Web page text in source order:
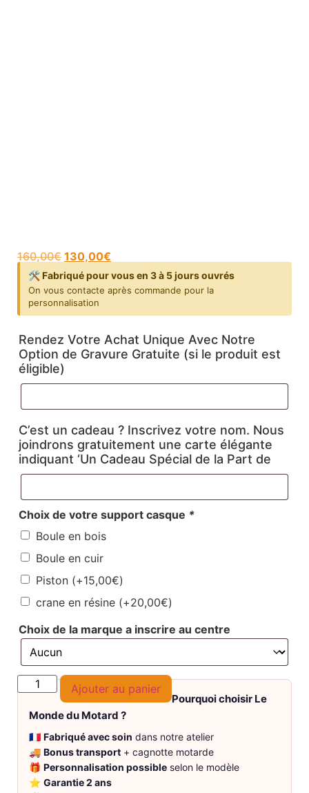
160,00€ 130,00€
🛠️ Fabriqué pour vous en 3 à 5 jours ouvrés
On vous contacte après commande pour la
personnalisation
Rendez Votre Achat Unique Avec Notre
Option de Gravure Gratuite (si le produit est
éligible)
C’est un cadeau ? Inscrivez votre nom. Nous
joindrons gratuitement une carte élégante
indiquant ‘Un Cadeau Spécial de la Part de
Choix de votre support casque *
Boule en bois
Boule en cuir
Piston (+15,00€)
crane en résine (+20,00€)
Choix de la marque a inscrire au centre
Ajouter au panier
Pourquoi choisir Le
Monde du Motard ?
🇫🇷 Fabriqué avec soin dans notre atelier
🚚 Bonus transport + cagnotte motarde
🎁 Personnalisation possible selon le modèle
⭐ Garantie 2 ans